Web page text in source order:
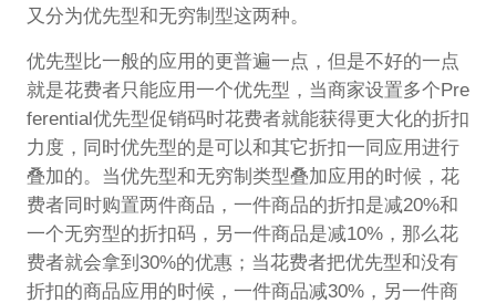
又分为优先型和无穷制型这两种。
优先型比一般的应用的更普遍一点，但是不好的一点
就是花费者只能应用一个优先型，当商家设置多个Pre
ferential优先型促销码时花费者就能获得更大化的折扣
力度，同时优先型的是可以和其它折扣一同应用进行
叠加的。当优先型和无穷制类型叠加应用的时候，花
费者同时购置两件商品，一件商品的折扣是减20%和
一个无穷型的折扣码，另一件商品是减10%，那么花
费者就会拿到30%的优惠；当花费者把优先型和没有
折扣的商品应用的时候，一件商品减30%，另一件商